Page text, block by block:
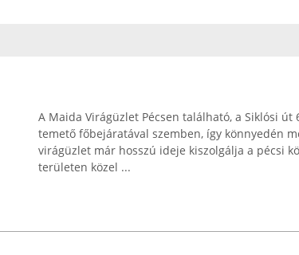
A Maida Virágüzlet Pécsen található, a Siklósi út
temető főbejáratával szemben, így könnyedén
virágüzlet már hosszú ideje kiszolgálja a pécsi
területen közel ...